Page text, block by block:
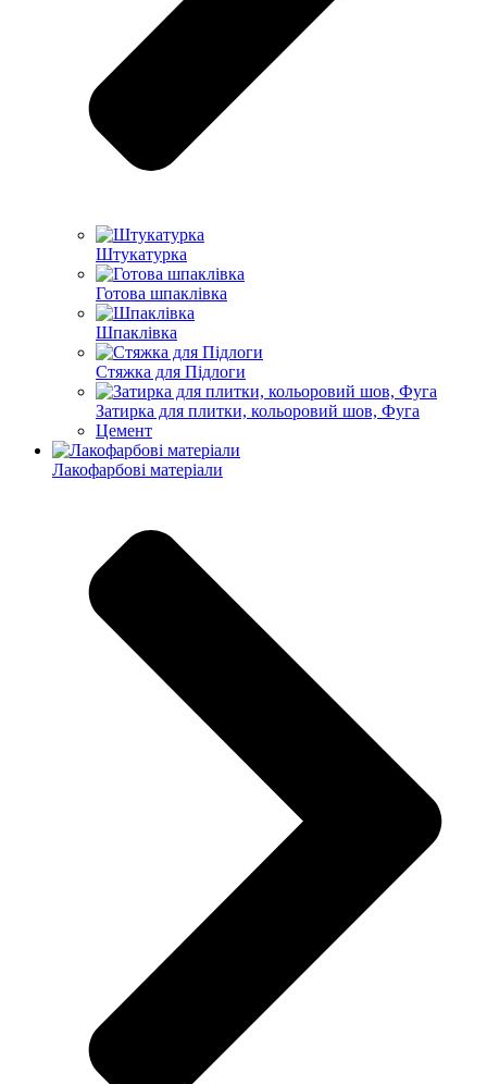
Штукатурка
Готова шпаклівка
Шпаклівка
Стяжка для Підлоги
Затирка для плитки, кольоровий шов, Фуга
Цемент
Лакофарбові матеріали